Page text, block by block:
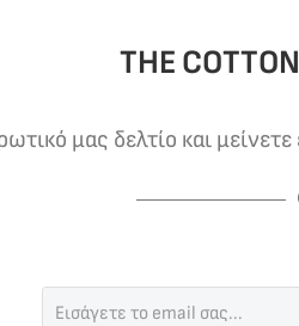
THE
μας δελτίο και